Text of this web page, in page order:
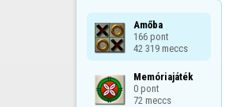
Amőba
166 pont
42 319 meccs
Memóriajáték
0 pont
72 meccs